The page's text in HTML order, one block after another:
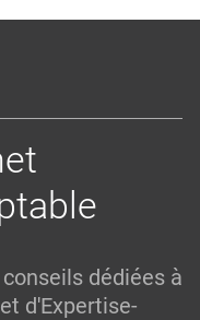
dédiées à
d'Expertise-